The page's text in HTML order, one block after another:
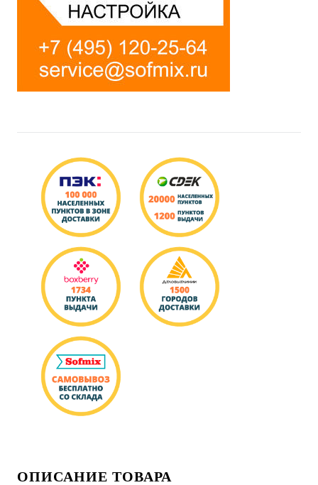
ОПИСАНИЕ ТОВАРА